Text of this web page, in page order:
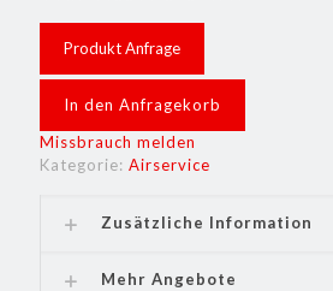
Produkt Anfrage
In den Anfragekorb
Missbrauch melden
Kategorie: Airservice
Zusätzliche Information
Mehr Angebote